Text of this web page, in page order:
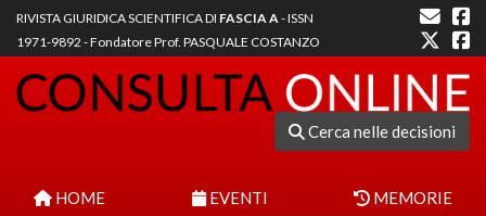
RIVISTA GIURIDICA SCIENTIFICA DI FASCIA A- ISSN
1971-9892 - Fondatore Prof. PASQUALE COSTANZO
Cerca nelle decisioni
HOME EVENTI MEMORIE